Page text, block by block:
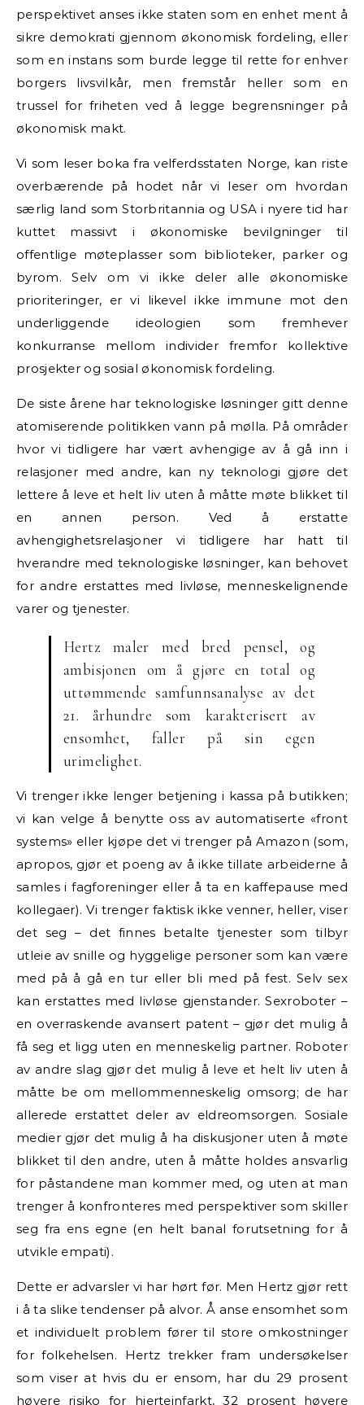
perspektivet anses ikke staten som en enhet ment å
sikre demokrati gjennom økonomisk fordeling, eller
som en instans som burde legge til rette for enhver
borgers livsvilkår, men fremstår heller som en
trussel for friheten ved å legge begrensninger på
økonomisk makt.
Vi som leser boka fra velferdsstaten Norge, kan riste
overbærende på hodet når vi leser om hvordan
særlig land som Storbritannia og USA i nyere tid har
kuttet massivt i økonomiske bevilgninger til
offentlige møteplasser som biblioteker, parker og
byrom. Selv om vi ikke deler alle økonomiske
prioriteringer, er vi likevel ikke immune mot den
underliggende ideologien som fremhever
konkurranse mellom individer fremfor kollektive
prosjekter og sosial økonomisk fordeling.
De siste årene har teknologiske løsninger gitt denne
atomiserende politikken vann på mølla. På områder
hvor vi tidligere har vært avhengige av å gå inn i
relasjoner med andre, kan ny teknologi gjøre det
lettere å leve et helt liv uten å måtte møte blikket til
en annen person. Ved å erstatte
avhengighetsrelasjoner vi tidligere har hatt til
hverandre med teknologiske løsninger, kan behovet
for andre erstattes med livløse, menneskelignende
varer og tjenester.
Hertz maler med bred pensel, og
ambisjonen om å gjøre en total og
uttømmende samfunnsanalyse av det
21. århundre som karakterisert av
ensomhet, faller på sin egen
urimelighet.
Vi trenger ikke lenger betjening i kassa på butikken;
vi kan velge å benytte oss av automatiserte «front
systems» eller kjøpe det vi trenger på Amazon (som,
apropos, gjør et poeng av å ikke tillate arbeiderne å
samles i fagforeninger eller å ta en kaffepause med
kollegaer). Vi trenger faktisk ikke venner, heller, viser
det seg ­– det finnes betalte tjenester som tilbyr
utleie av snille og hyggelige personer som kan være
med på å gå en tur eller bli med på fest. Selv sex
kan erstattes med livløse gjenstander. Sexroboter ­­–
en overraskende avansert patent ­– gjør det mulig å
få seg et ligg uten en menneskelig partner. Roboter
av andre slag gjør det mulig å leve et helt liv uten å
måtte be om mellommenneskelig omsorg; de har
allerede erstattet deler av eldreomsorgen. Sosiale
medier gjør det mulig å ha diskusjoner uten å møte
blikket til den andre, uten å måtte holdes ansvarlig
for påstandene man kommer med, og uten at man
trenger å konfronteres med perspektiver som skiller
seg fra ens egne (en helt banal forutsetning for å
utvikle empati).
Dette er advarsler vi har hørt før. Men Hertz gjør rett
i å ta slike tendenser på alvor. Å anse ensomhet som
et individuelt problem fører til store omkostninger
for folkehelsen. Hertz trekker fram undersøkelser
som viser at hvis du er ensom, har du 29 prosent
høyere risiko for hjerteinfarkt, 32 prosent høyere